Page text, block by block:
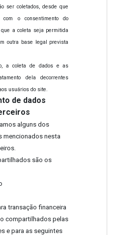
ser coletados, desde que
com o consentimento do
que a coleta seja permitida
outra base legal prevista
a coleta de dados e as
dela decorrentes
usuários do site.
de dados
alguns dos
mencionados nesta
são os
transação financeira
compartilhados pelas
e para as seguintes